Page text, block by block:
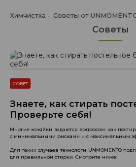
Химчистка Советы от
Советы
СОВЕТ
Знаете, как стирать
Проверьте себя!
Многие хозяйки задаются вопросом: как
с минимальными рисками и с максимальным
Для таких случаев технологи UNMOMENTO
для правильной стирки. Смотрите ниже: